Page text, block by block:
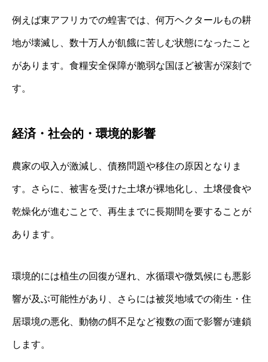
例えば東アフリカでの蝗害では、何万ヘクタールもの耕
地が壊滅し、数十万人が飢餓に苦しむ状態になったこと
があります。食糧安全保障が脆弱な国ほど被害が深刻で
す。
経済・社会的・環境的影響
農家の収入が激減し、債務問題や移住の原因となりま
す。さらに、被害を受けた土壌が裸地化し、土壌侵食や
乾燥化が進むことで、再生までに長期間を要することが
あります。
環境的には植生の回復が遅れ、水循環や微気候にも悪影
響が及ぶ可能性があり、さらには被災地域での衛生・住
居環境の悪化、動物の餌不足など複数の面で影響が連鎖
します。